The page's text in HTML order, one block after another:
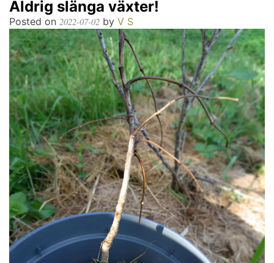
Aldrig slänga växter!
Posted on 2022-07-02 by V S